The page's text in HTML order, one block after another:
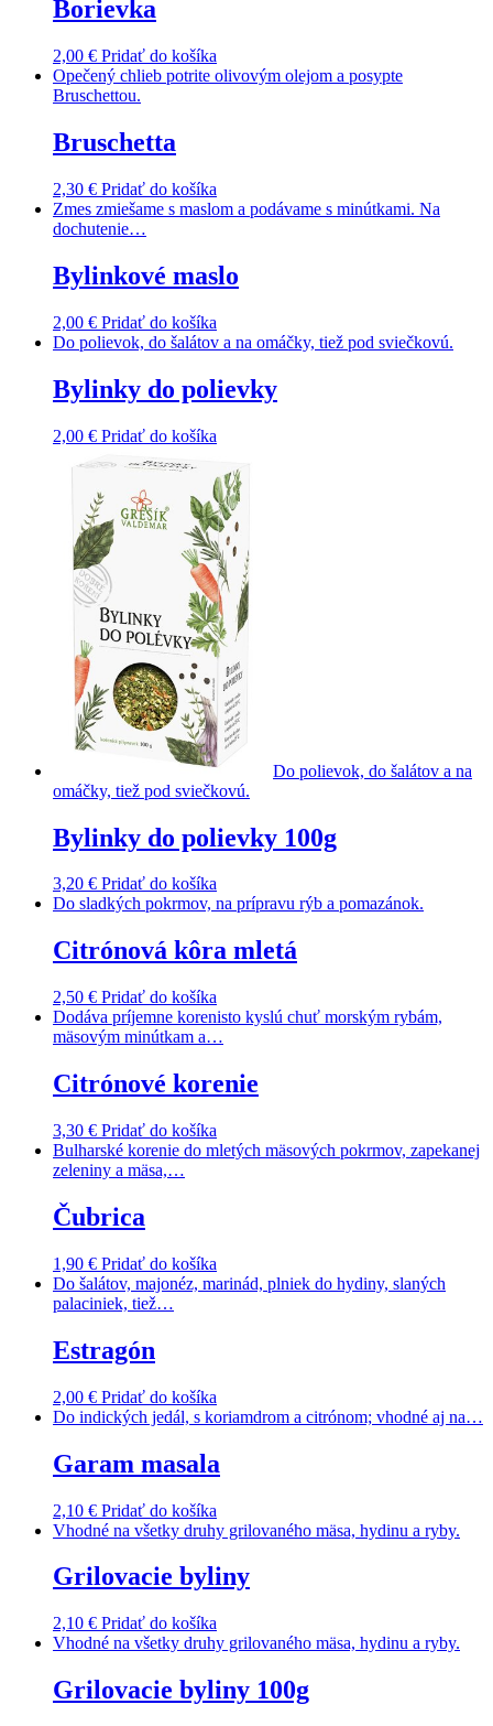
Borievka
2,00 € Pridať do košíka
Opečený chlieb potrite olivovým olejom a posypte
Bruschettou.
Bruschetta
2,30 € Pridať do košíka
Zmes zmiešame s maslom a podávame s minútkami. Na
dochutenie…
Bylinkové maslo
2,00 € Pridať do košíka
Do polievok, do šalátov a na omáčky, tiež pod sviečkovú.
Bylinky do polievky
2,00 € Pridať do košíka
Do polievok, do šalátov a na
omáčky, tiež pod sviečkovú.
Bylinky do polievky 100g
3,20 € Pridať do košíka
Do sladkých pokrmov, na prípravu rýb a pomazánok.
Citrónová kôra mletá
2,50 € Pridať do košíka
Dodáva príjemne korenisto kyslú chuť morským rybám,
mäsovým minútkam a…
Citrónové korenie
3,30 € Pridať do košíka
Bulharské korenie do mletých mäsových pokrmov, zapekanej
zeleniny a mäsa,…
Čubrica
1,90 € Pridať do košíka
Do šalátov, majonéz, marinád, plniek do hydiny, slaných
palaciniek, tiež…
Estragón
2,00 € Pridať do košíka
Do indických jedál, s koriamdrom a citrónom; vhodné aj na…
Garam masala
2,10 € Pridať do košíka
Vhodné na všetky druhy grilovaného mäsa, hydinu a ryby.
Grilovacie byliny
2,10 € Pridať do košíka
Vhodné na všetky druhy grilovaného mäsa, hydinu a ryby.
Grilovacie byliny 100g